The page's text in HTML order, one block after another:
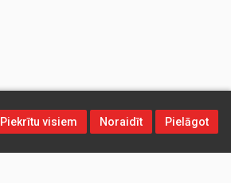
Piekrītu visiem Noraidīt Pielāgot